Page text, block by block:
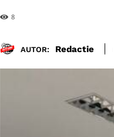
8
AUTOR: Redactie